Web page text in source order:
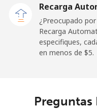
United States
All country ⁦1.5¢⁩
Recarga
¿Preocupado
Recarga
especifiques,
en menos de ⁦$5⁩.
Preguntas